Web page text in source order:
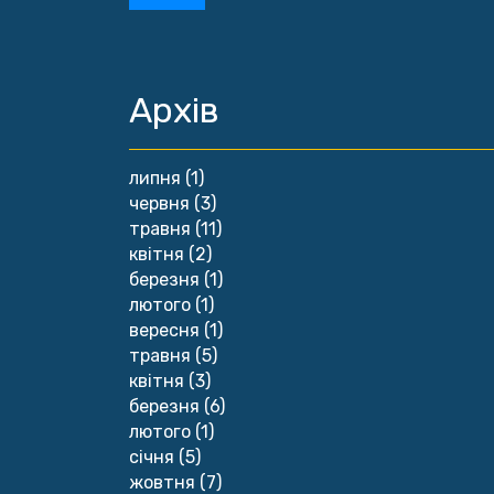
Архів
липня (1)
червня (3)
травня (11)
квітня (2)
березня (1)
лютого (1)
вересня (1)
травня (5)
квітня (3)
березня (6)
лютого (1)
січня (5)
жовтня (7)